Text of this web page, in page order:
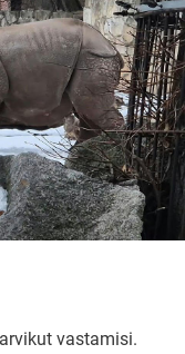
vastamisi.